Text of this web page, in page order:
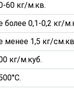
60 кг/м.кв.
более 0,1-0,2 кг/
менее 1,5 кг/
кг/м.куб.